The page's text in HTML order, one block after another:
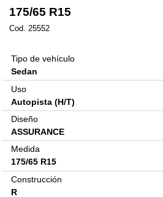
175/65 R15
Cod. 25552
Tipo de vehículo
Sedan
Uso
Autopista (H/T)
Diseño
ASSURANCE
Medida
175/65 R15
Construcción
R